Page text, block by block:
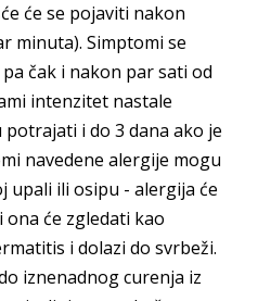
će se pojaviti nakon
minuta). Simptomi se
čak i nakon par sati od
intenzitet nastale
i do 3 dana ako je
navedene alergije mogu
upali ili osipu - alergija će
će zgledati kao
i dolazi do svrbeži.
iznenadnog curenja iz